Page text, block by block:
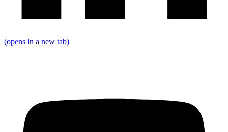
(opens in a new tab)